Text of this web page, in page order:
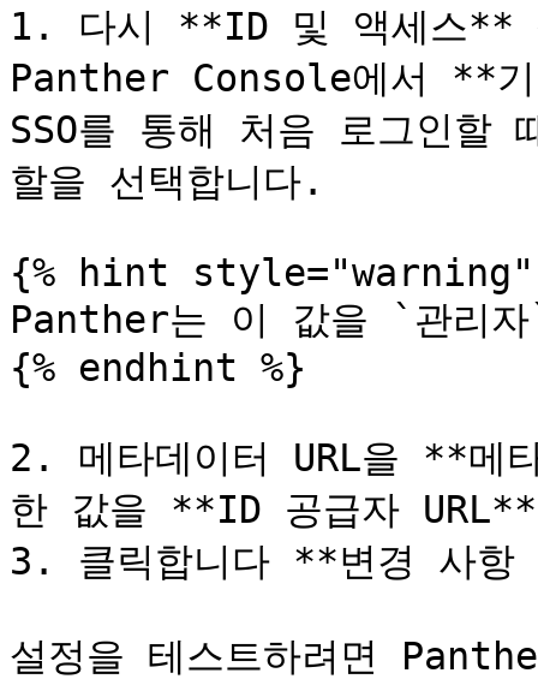
1. 다시 **ID 및 액세스**
Panther Console에서 **
SSO를 통해 처음 로그인
할을 선택합니다.
{% hint style="warning"
Panther는 이 값을 `관리
{% endhint %}
2. 메타데이터 URL을 **메
한 값을 **ID 공급자
3. 클릭합니다 **변경 사
설정을 테스트하려면